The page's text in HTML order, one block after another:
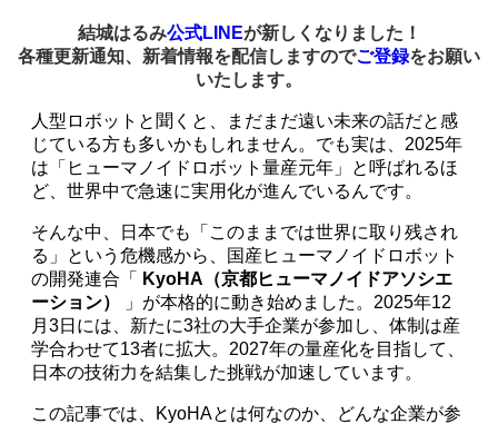
結城はるみ公式LINEが新しくなりました！
各種更新通知、新着情報を配信しますのでご登録をお願い
いたします。
人型ロボットと聞くと、まだまだ遠い未来の話だと感
じている方も多いかもしれません。でも実は、2025年
は「ヒューマノイドロボット量産元年」と呼ばれるほ
ど、世界中で急速に実用化が進んでいるんです。
そんな中、日本でも「このままでは世界に取り残され
る」という危機感から、国産ヒューマノイドロボット
の開発連合「
KyoHA（京都ヒューマノイドアソシエ
ーション）
」が本格的に動き始めました。2025年12
月3日には、新たに3社の大手企業が参加し、体制は産
学合わせて13者に拡大。2027年の量産化を目指して、
日本の技術力を結集した挑戦が加速しています。
この記事では、KyoHAとは何なのか、どんな企業が参